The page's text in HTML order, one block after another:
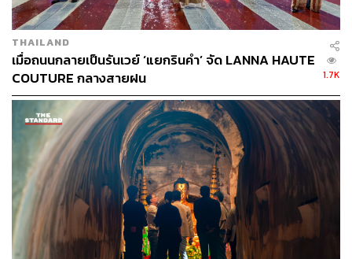
ในวันนี้เรายังเห็นประชาชนชาวเชียงใหม่ที่ออกมาร่วม
แรงร่วมใจประดับตกแต่งบริเวณโดยรอบงานพิธีด้วยจิต
ศรัทธา และมีการแจกพระบรมฉายาลักษณ์ของพระบาท
สมเด็จพระปรมินทรมหาภูมิพลอดุลยเดช บรมนาถบพิตร เพื่อ
ถวายเป็นพระราชกุศล
THAILAND
เมื่อถนนกลายเป็นรันเวย์ ‘แยกรินคำ’ จัด LANNA HAUTE
COUTURE กลางสายฝน
1.7K